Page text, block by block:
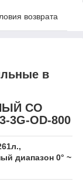
возврата
в
СО
3G-OD-800
диапазон 0° ~